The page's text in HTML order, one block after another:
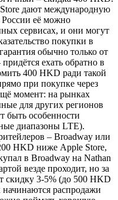
дают международную
России её можно
сервисах, и они могут
покупки в
обычно только от
ехать обратно в
400 HKD ради такой
при покупке через
момент: на рынках
для других регионов
быть особенности
диапазоны LTE).
– Broadway или
HKD ниже Apple Store,
в Broadway на Nathan
везде проходит, но за
скидку 3-5% (до 500 HKD
распродажи